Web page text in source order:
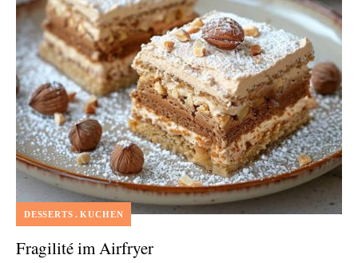
DESSERTS KUCHEN
Fragilité im Airfryer